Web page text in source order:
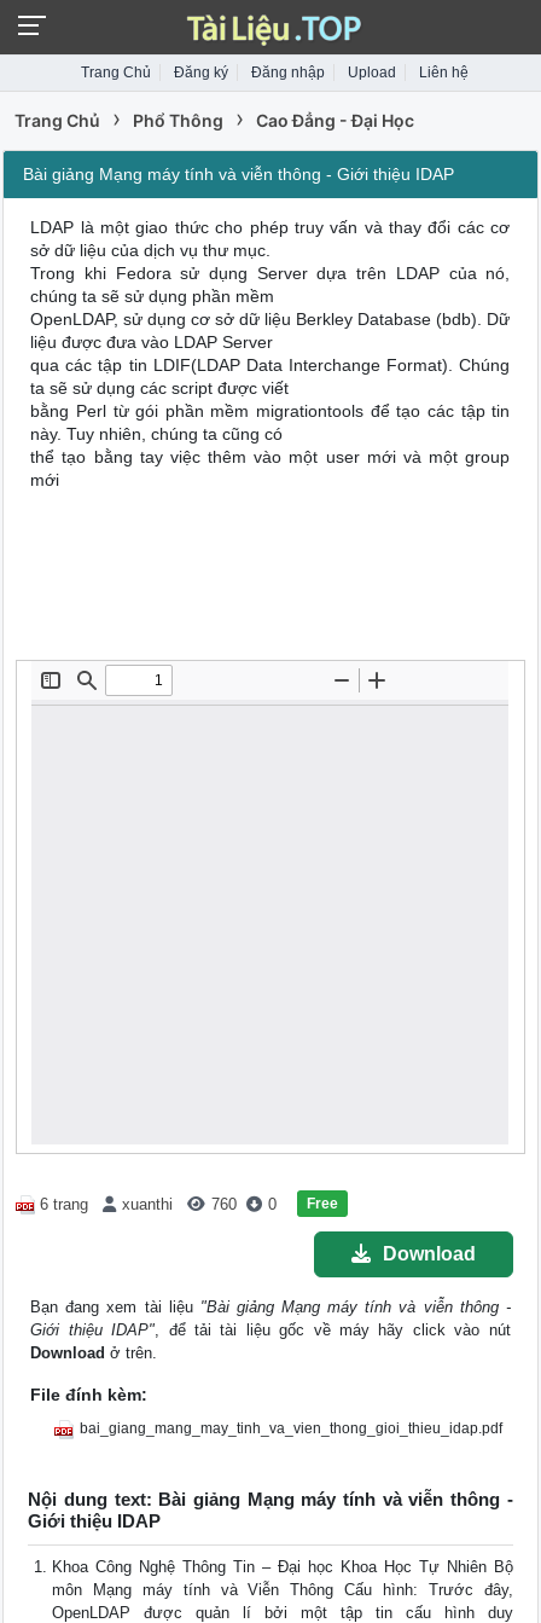
Trang Chủ Đăng ký Đăng nhập Upload Liên hệ
Trang Chủ › Phổ Thông › Cao Đẳng - Đại Học
Bài giảng Mạng máy tính và viễn thông - Giới thiệu IDAP
LDAP là một giao thức cho phép truy vấn và thay đổi các cơ
sở dữ liệu của dịch vụ thư mục.
Trong khi Fedora sử dụng Server dựa trên LDAP của nó,
chúng ta sẽ sử dụng phần mềm
OpenLDAP, sử dụng cơ sở dữ liệu Berkley Database (bdb). Dữ
liệu được đưa vào LDAP Server
qua các tập tin LDIF(LDAP Data Interchange Format). Chúng
ta sẽ sử dụng các script được viết
bằng Perl từ gói phần mềm migrationtools để tạo các tập tin
này. Tuy nhiên, chúng ta cũng có
thể tạo bằng tay việc thêm vào một user mới và một group
mới
6 trang xuanthi 760 0 Free
Download
Bạn đang xem tài liệu "Bài giảng Mạng máy tính và viễn thông -
Giới thiệu IDAP", để tải tài liệu gốc về máy hãy click vào nút
Download ở trên.
File đính kèm:
bai_giang_mang_may_tinh_va_vien_thong_gioi_thieu_idap.pdf
Nội dung text: Bài giảng Mạng máy tính và viễn thông -
Giới thiệu IDAP
Khoa Công Nghệ Thông Tin – Đại học Khoa Học Tự Nhiên Bộ
môn Mạng máy tính và Viễn Thông Cấu hình: Trước đây,
OpenLDAP được quản lí bởi một tập tin cấu hình duy